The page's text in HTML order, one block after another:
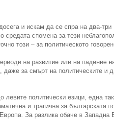
и искам да се спра на два-
спомена за тези
този – за политическото
на развитие или на падение
даже за смърт на политическите и
политически езици, една
и трагична за българската
За разлика обаче в Западна